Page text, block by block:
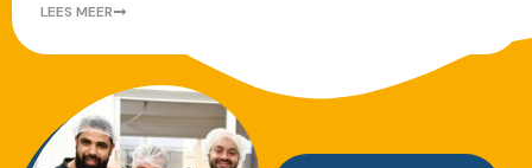
LEES MEER